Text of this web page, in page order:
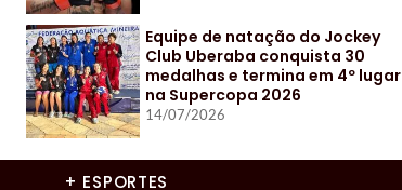
Equipe de natação do Jockey
Club Uberaba conquista 30
medalhas e termina em 4º lugar
na Supercopa 2026
14/07/2026
+ ESPORTES